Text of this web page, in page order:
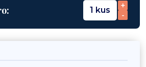
1 kus
+
-